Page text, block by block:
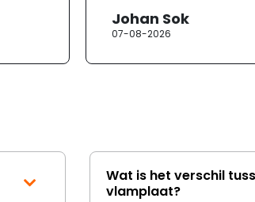
Johan Sok
07-08-2026
Wat is het verschil
vlamplaat?